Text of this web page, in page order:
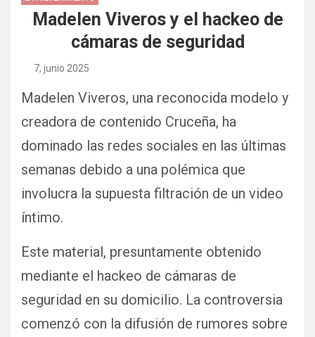
Madelen Viveros y el hackeo de
cámaras de seguridad
7, junio 2025
Madelen Viveros, una reconocida modelo y
creadora de contenido Cruceña, ha
dominado las redes sociales en las últimas
semanas debido a una polémica que
involucra la supuesta filtración de un video
íntimo.
Este material, presuntamente obtenido
mediante el hackeo de cámaras de
seguridad en su domicilio. La controversia
comenzó con la difusión de rumores sobre